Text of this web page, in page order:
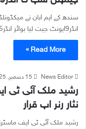
سندھ کے ایم ابان نے
انڈر9ایونٹ جیت لیا بوائز انڈر15میں دانش سکندر،گرلز میں…
Read More »
News Editor 15 دسمبر, 2025
رشید ملک آئی ٹی
نثار رنر اپ قرار
رشید ملک آئی ٹی ایف ماسٹرز